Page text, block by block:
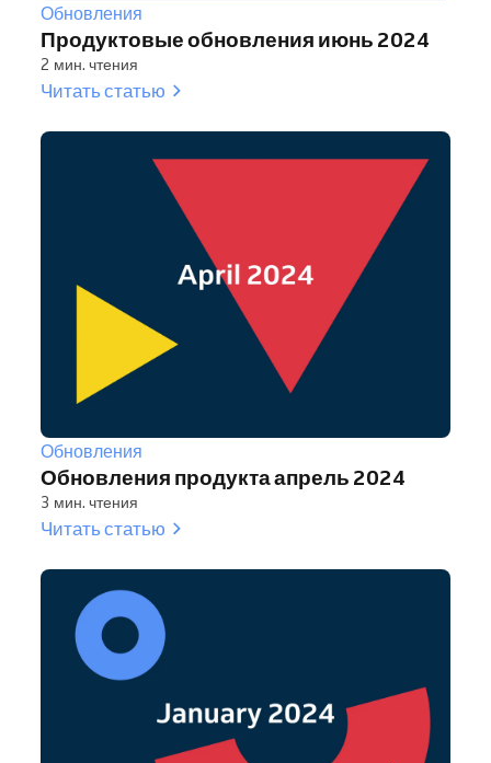
Обновления
Продуктовые обновления июнь 2024
2 мин. чтения
Читать статью
Обновления
Обновления продукта апрель 2024
3 мин. чтения
Читать статью